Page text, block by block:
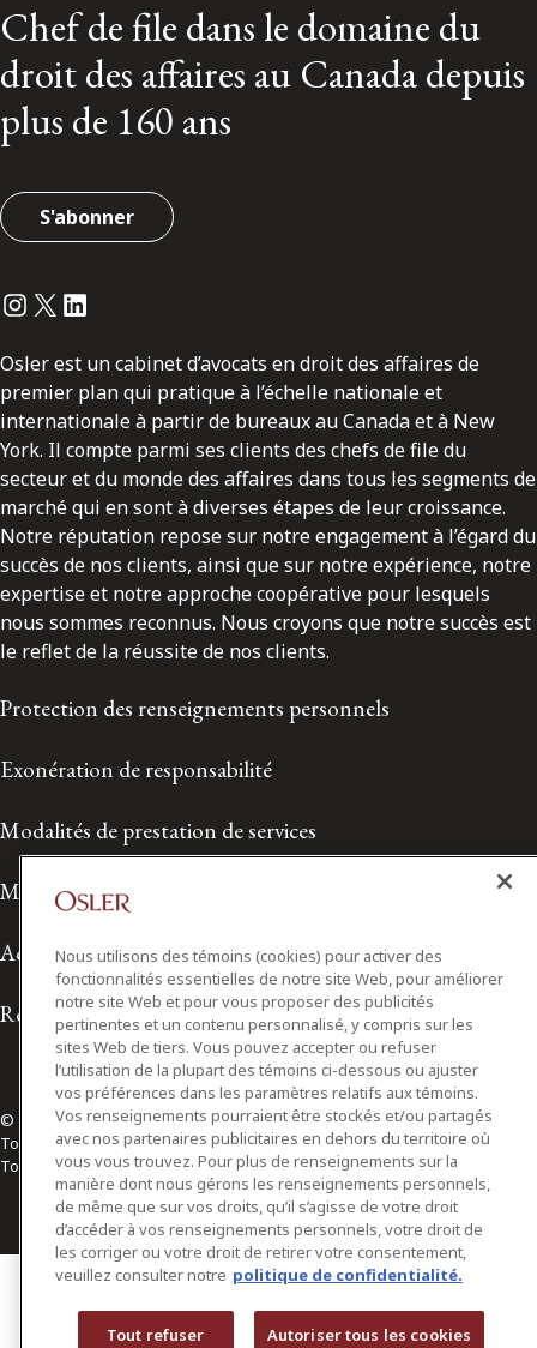
Chef de file dans le domaine du
droit des affaires au Canada depuis
plus de 160 ans
S'abonner
Instagram
Twitter
LinkedIn
Osler est un cabinet d’avocats en droit des affaires de
premier plan qui pratique à l’échelle nationale et
internationale à partir de bureaux au Canada et à New
York. Il compte parmi ses clients des chefs de file du
secteur et du monde des affaires dans tous les segments de
marché qui en sont à diverses étapes de leur croissance.
Notre réputation repose sur notre engagement à l’égard du
succès de nos clients, ainsi que sur notre expérience, notre
expertise et notre approche coopérative pour lesquels
nous sommes reconnus. Nous croyons que notre succès est
le reflet de la réussite de nos clients.
Protection des renseignements personnels
Exonération de responsabilité
Modalités de prestation de services
Modalités d'utilisation
Accessibilité
Relations avec les médias
© 2026 Osler, Hoskin & Harcourt S.E.N.C.R.L./s.r.l.
Tous droits réservés
Toronto | Montréal | Calgary | Vancouver | Ottawa | New York
Nous utilisons des témoins (cookies) pour activer des
fonctionnalités essentielles de notre site Web, pour améliorer
notre site Web et pour vous proposer des publicités
pertinentes et un contenu personnalisé, y compris sur les
sites Web de tiers. Vous pouvez accepter ou refuser
l’utilisation de la plupart des témoins ci-dessous ou ajuster
vos préférences dans les paramètres relatifs aux témoins.
Vos renseignements pourraient être stockés et/ou partagés
avec nos partenaires publicitaires en dehors du territoire où
vous vous trouvez. Pour plus de renseignements sur la
manière dont nous gérons les renseignements personnels,
de même que sur vos droits, qu’il s’agisse de votre droit
d’accéder à vos renseignements personnels, votre droit de
les corriger ou votre droit de retirer votre consentement,
veuillez consulter notre politique de confidentialité.
Tout refuser Autoriser tous les cookies